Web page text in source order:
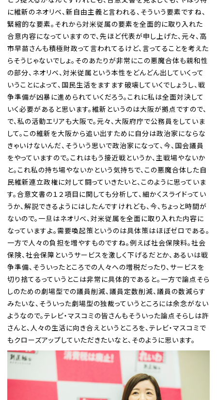
に維新のネオリベ、新自由主義と言われる、そういう要素ですね、
緊縮的な要素。それから対米従属の要素を全面的に取り入れた
合意内容になっていますので、先ほど代表が申し上げた、元々、高
市早苗さんも積極財政って言われてるけど、言ってることを考えた
らそうじゃないでしょ。そのあたりが非常にこの悪魔合体も親和性
の部分、ネオリベ、対米従属という本性をどんどん出していくって
いうことによって、国民生活をますます破壊していくでしょうし、戦
争準備が凶暴に進められていくだろう。これに私は全面対決して
いく必要があると思います。維新というのは大阪が拠点ですので、
で、私の活動エリアも大阪で。元々、大阪府庁で公務員をしていま
して。この維新を大阪から追い出すために自分は政治家にならな
きゃいけないんだ、そういう思いで政治家になって、今、国会議員
をやっていますので。これはもう接近戦というか、主戦場やないか
と。これ私の持ち場やないかという気持ちで、この悪魔合体した自
民維新連立政権に対して闘っていきたいと、このように思っていま
す。合意文書の１２項目に関しても分析して、細かくスライドってい
うか、解説できるようにはしたんですけれども、今、ちょっと時間が
ないので。一旦はネオリベ、対米従属を全面に取り入れた内容に
なっていますよ。需要喚起策というのは具体策はほぼゼロである。
一方で人々の負担を増やすものですね。例えば社会保険料。社会
保険、社会保障というサービスを激しく下げるだとか、あるいは戦
争準備、そういったところでの人々への増税だったり、サービスを
切り捨てるっていうとこは非常に具体的であると。一方で論点そら
しのための劇場型での議員削減、議員定数削減、議員の数減らす
みたいな、そういった劇場型の独裁っていうところには余念がない
ようなので。テレビ・マスコミの皆さんもそういった論点そらしは許
さんと、人々の生活に向き合えというところを、テレビ・マスコミで
もクローズアップしていただきたいなと、そのように思います。